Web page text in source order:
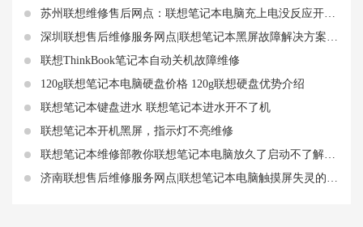
苏州联想维修售后网点：联想笔记本电脑充上电没反应开机开不了故障
深圳联想售后维修服务网点|联想笔记本黑屏故障解决方案大揭秘！
联想ThinkBook笔记本自动关机故障维修
120g联想笔记本电脑硬盘价格 120g联想硬盘优势介绍
联想笔记本键盘进水 联想笔记本进水开不了机
联想笔记本开机黑屏，指示灯不亮维修
联想笔记本维修部教你联想笔记本电脑放久了启动不了解决办法
济南联想售后维修服务网点|联想笔记本电脑触摸屏失灵的原因和解决方法